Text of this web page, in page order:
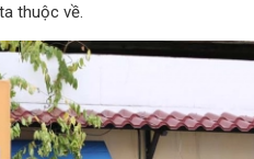
thuộc về.